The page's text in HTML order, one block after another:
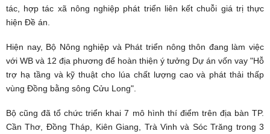
tác, hợp tác xã nông nghiệp phát triển liên kết chuỗi giá trị thực
hiện Đề án.
Hiện nay, Bộ Nông nghiệp và Phát triển nông thôn đang làm việc
với WB và 12 địa phương để hoàn thiện ý tưởng Dự án vốn vay "Hỗ
trợ hạ tầng và kỹ thuật cho lúa chất lượng cao và phát thải thấp
vùng Đồng bằng sông Cửu Long".
Bộ cũng đã tổ chức triển khai 7 mô hình thí điểm trên địa bàn TP.
Cần Thơ, Đồng Tháp, Kiên Giang, Trà Vinh và Sóc Trăng trong 3